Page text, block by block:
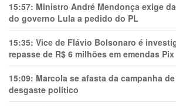
15:57: Ministro André Mendonça exige
do governo Lula a pedido do PL
15:35: Vice de Flávio Bolsonaro é
repasse de R$ 6 milhões em emendas Pix
15:09: Marcola se afasta da campanha
desgaste político